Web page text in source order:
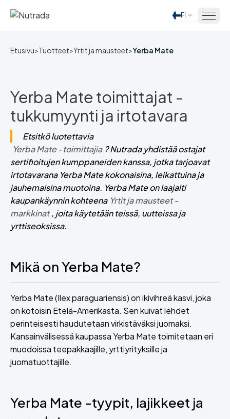
Etusivu FI
Etusivu>Tuotteet>Yrtit ja mausteet>Yerba Mate
Yerba Mate toimittajat -
tukkumyynti ja irtotavara
Etsitkö luotettavia
Yerba Mate -toimittajia ? Nutrada yhdistää ostajat
sertifioitujen kumppaneiden kanssa, jotka tarjoavat
irtotavarana Yerba Mate kokonaisina, leikattuina ja
jauhemaisina muotoina. Yerba Mate on laajalti
kaupankäynnin kohteena Yrtit ja mausteet -
markkinat , joita käytetään teissä, uutteissa ja
yrttiseoksissa.
Mikä on Yerba Mate?
Yerba Mate (Ilex paraguariensis) on ikivihreä kasvi, joka
on kotoisin Etelä-Amerikasta. Sen kuivat lehdet
perinteisesti haudutetaan virkistäväksi juomaksi.
Kansainvälisessä kaupassa Yerba Mate toimitetaan eri
muodoissa teepakkaajille, yrttiyrityksille ja
juomatuottajille.
Yerba Mate -tyypit, lajikkeet ja